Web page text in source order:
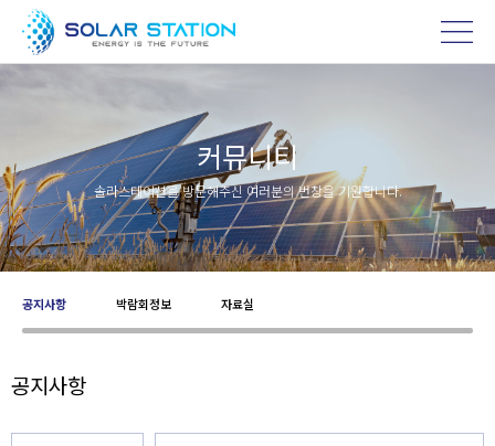
커뮤니티
솔라스테이션을 방문해주신 여러분의 번창을 기원합니다.
공지사항 박람회정보 자료실
공지사항